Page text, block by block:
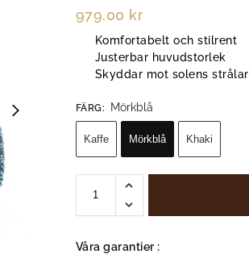
979.00 kr
Komfortabelt och stilrent
Justerbar huvudstorlek
Skyddar mot solens strålar
FÄRG: Mörkblå
Kaffe Mörkblå Khaki
Våra garantier :